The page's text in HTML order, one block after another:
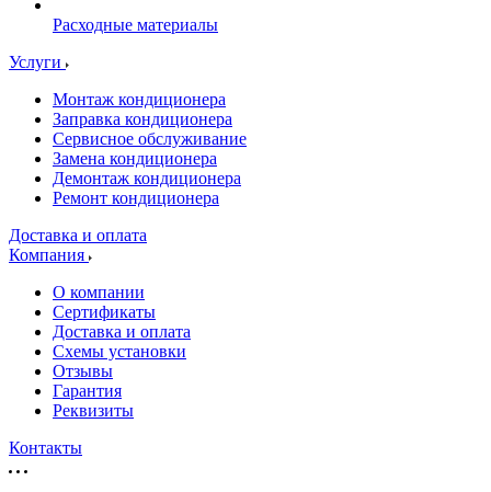
Расходные материалы
Услуги
Монтаж кондиционера
Заправка кондиционера
Сервисное обслуживание
Замена кондиционера
Демонтаж кондиционера
Ремонт кондиционера
Доставка и оплата
Компания
О компании
Сертификаты
Доставка и оплата
Схемы установки
Отзывы
Гарантия
Реквизиты
Контакты